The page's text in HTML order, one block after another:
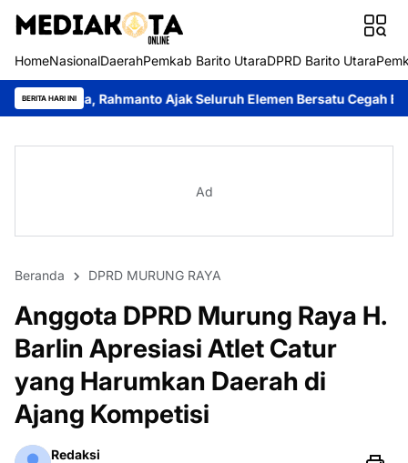
HomeNasionalDaerahPemkab Barito UtaraDPRD Barito Utara
BERITA HARI INI
Ajak Seluruh Elemen Bersatu Cegah Bencana Perkuat
Ad
Beranda DPRD MURUNG RAYA
Anggota DPRD Murung Raya H.
Barlin Apresiasi Atlet Catur
yang Harumkan Daerah di
Ajang Kompetisi
Redaksi